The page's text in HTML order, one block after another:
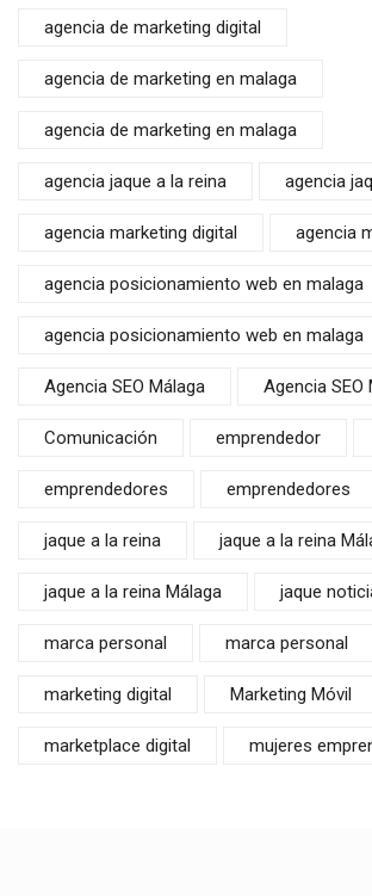
agencia de marketing digital
agencia de marketing en malaga
agencia de marketing en malaga
agencia jaque a la reina agencia
agencia marketing digital agencia
agencia posicionamiento web en malaga
agencia posicionamiento web en malaga
Agencia SEO Málaga Agencia SEO
Comunicación emprendedor
emprendedores emprendedores
jaque a la reina jaque a la reina
jaque a la reina Málaga jaque
marca personal marca personal
marketing digital Marketing Móvil
marketplace digital mujeres